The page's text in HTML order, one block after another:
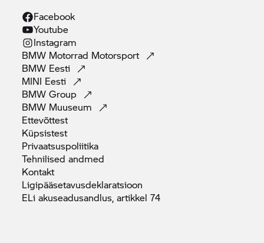
Facebook
Youtube
Instagram
BMW Motorrad Motorsport
BMW Eesti
MINI Eesti
BMWGroup
BMW Muuseum
Ettevõttest
Küpsistest
Privaatsuspoliitika
Tehnilisedandmed
Kontakt
Ligipääsetavusdeklaratsioon
ELi akuseadusandlus, artikkel74